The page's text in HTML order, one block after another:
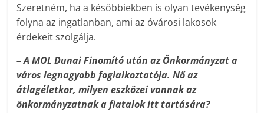
Szeretném, ha a későbbiekben is olyan tevékenység
folyna az ingatlanban, ami az óvárosi lakosok
érdekeit szolgálja.
– A MOL Dunai Finomító után az Önkormányzat a
város legnagyobb foglalkoztatója. Nő az
átlagéletkor, milyen eszközei vannak az
önkormányzatnak a fiatalok itt tartására?